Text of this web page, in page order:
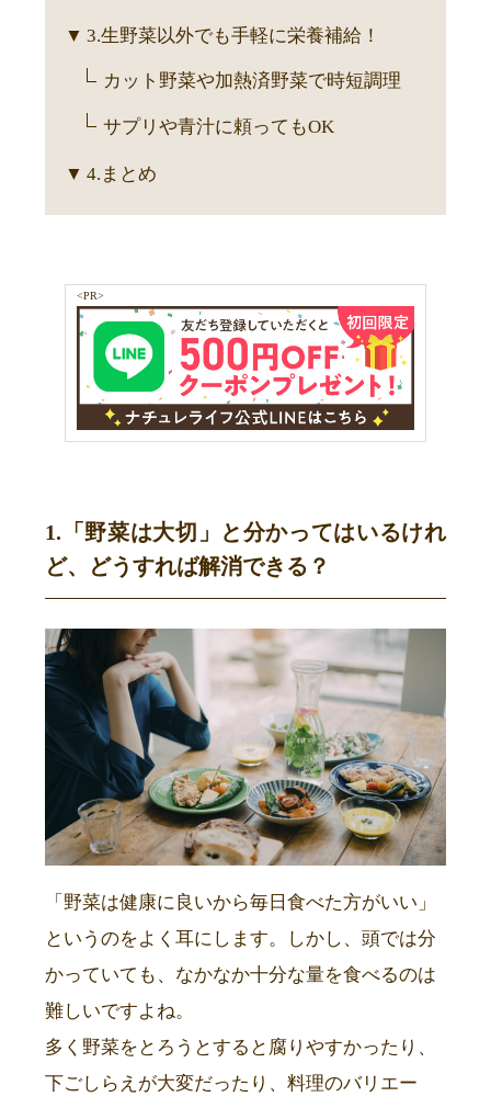
3.生野菜以外でも手軽に栄養補給！
カット野菜や加熱済野菜で時短調理
サプリや青汁に頼ってもOK
4.まとめ
<PR>
1.「野菜は大切」と分かってはいるけれ
ど、どうすれば解消できる？
「野菜は健康に良いから毎日食べた方がいい」
というのをよく耳にします。しかし、頭では分
かっていても、なかなか十分な量を食べるのは
難しいですよね。
多く野菜をとろうとすると腐りやすかったり、
下ごしらえが大変だったり、料理のバリエー